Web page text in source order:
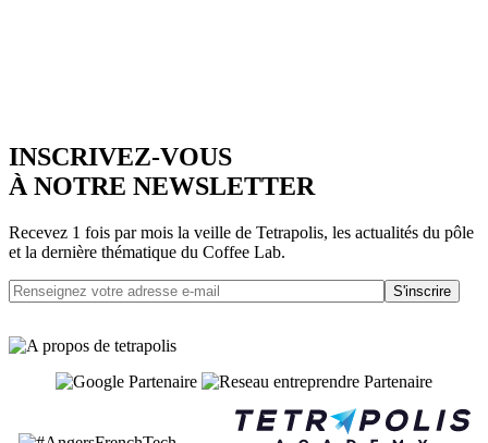
INSCRIVEZ-VOUS
À NOTRE NEWSLETTER
Recevez 1 fois par mois la veille de Tetrapolis, les actualités du pôle
et la dernière thématique du Coffee Lab.
S'inscrire